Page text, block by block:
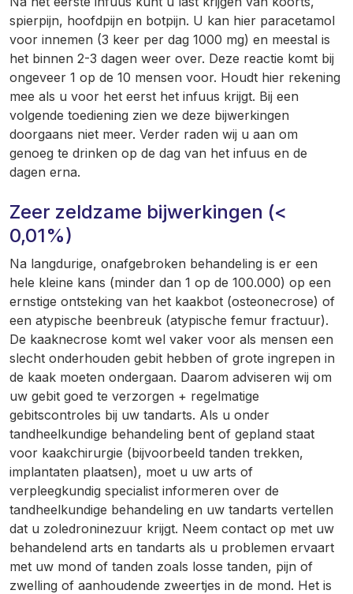
spierpijn, hoofdpijn en botpijn. U kan hier paracetamol
voor innemen (3 keer per dag 1000 mg) en meestal is
het binnen 2-3 dagen weer over. Deze reactie komt bij
ongeveer 1 op de 10 mensen voor. Houdt hier rekening
mee als u voor het eerst het infuus krijgt. Bij een
volgende toediening zien we deze bijwerkingen
doorgaans niet meer. Verder raden wij u aan om
genoeg te drinken op de dag van het infuus en de
dagen erna.
Zeer zeldzame bijwerkingen (<
0,01%)
Na langdurige, onafgebroken behandeling is er een
hele kleine kans (minder dan 1 op de 100.000) op een
ernstige ontsteking van het kaakbot (osteonecrose) of
een atypische beenbreuk (atypische femur fractuur).
De kaaknecrose komt wel vaker voor als mensen een
slecht onderhouden gebit hebben of grote ingrepen in
de kaak moeten ondergaan. Daarom adviseren wij om
uw gebit goed te verzorgen + regelmatige
gebitscontroles bij uw tandarts. Als u onder
tandheelkundige behandeling bent of gepland staat
voor kaakchirurgie (bijvoorbeeld tanden trekken,
implantaten plaatsen), moet u uw arts of
verpleegkundig specialist informeren over de
tandheelkundige behandeling en uw tandarts vertellen
dat u zoledroninezuur krijgt. Neem contact op met uw
behandelend arts en tandarts als u problemen ervaart
met uw mond of tanden zoals losse tanden, pijn of
zwelling of aanhoudende zweertjes in de mond. Het is